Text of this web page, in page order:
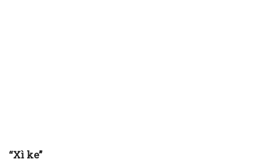
“Xì ke”